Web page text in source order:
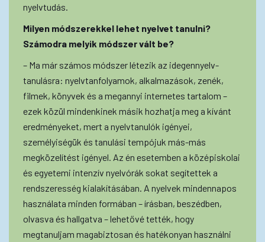
nyelvtudás.
Milyen módszerekkel lehet nyelvet tanulni?
Számodra melyik módszer vált be?
– Ma már számos módszer létezik az idegennyelv-
tanulásra: nyelvtanfolyamok, alkalmazások, zenék,
filmek, könyvek és a megannyi internetes tartalom –
ezek közül mindenkinek másik hozhatja meg a kívánt
eredményeket, mert a nyelvtanulók igényei,
személyiségük és tanulási tempójuk más-más
megközelítést igényel. Az én esetemben a középiskolai
és egyetemi intenzív nyelvórák sokat segítettek a
rendszeresség kialakításában. A nyelvek mindennapos
használata minden formában – írásban, beszédben,
olvasva és hallgatva – lehetővé tették, hogy
megtanuljam magabiztosan és hatékonyan használni